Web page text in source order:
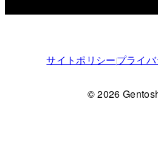
サイトポリシープライ
© 2026